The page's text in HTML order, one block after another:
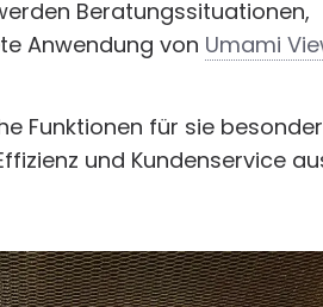
Beratungssituationen,
Anwendung von Umami
Funktionen für sie
und Kundenservice